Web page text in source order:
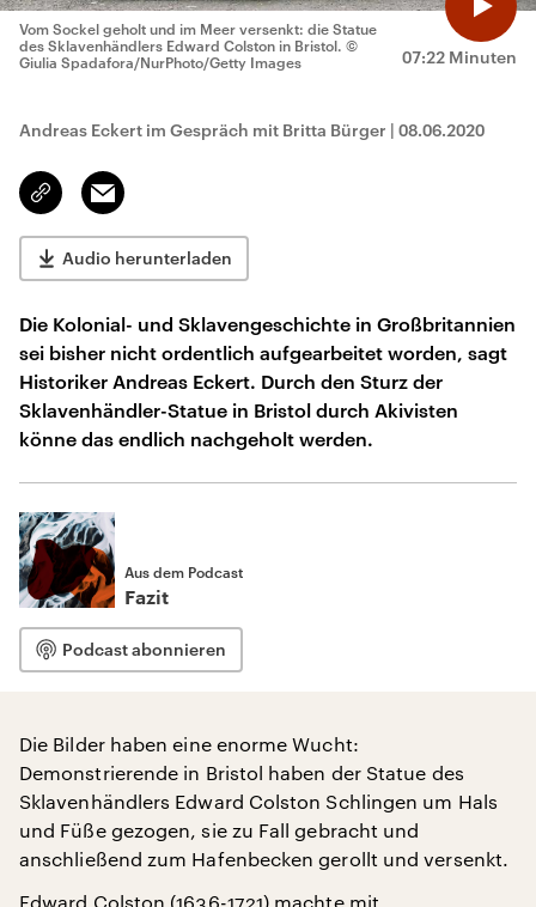
07:22 Minuten
Vom Sockel geholt und im Meer versenkt: die Statue
des Sklavenhändlers Edward Colston in Bristol. ©
Giulia Spadafora/NurPhoto/Getty Images
Andreas Eckert im Gespräch mit Britta Bürger | 08.06.2020
Link
kopieren/teilen
Email
Audio herunterladen
Die Kolonial- und Sklavengeschichte in Großbritannien
sei bisher nicht ordentlich aufgearbeitet worden, sagt
Historiker Andreas Eckert. Durch den Sturz der
Sklavenhändler-Statue in Bristol durch Akivisten
könne das endlich nachgeholt werden.
Aus dem Podcast
Fazit
Podcast abonnieren
Die Bilder haben eine enorme Wucht:
Demonstrierende in Bristol haben der Statue des
Sklavenhändlers Edward Colston Schlingen um Hals
und Füße gezogen, sie zu Fall gebracht und
anschließend zum Hafenbecken gerollt und versenkt.
Edward Colston (1636-1721) machte mit